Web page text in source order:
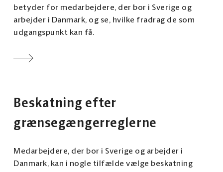
betyder for medarbejdere, der bor i Sverige og
arbejder i Danmark, og se, hvilke fradrag de som
udgangspunkt kan få.
Beskatning efter
grænsegængerreglerne
Medarbejdere, der bor i Sverige og arbejder i
Danmark, kan i nogle tilfælde vælge beskatning